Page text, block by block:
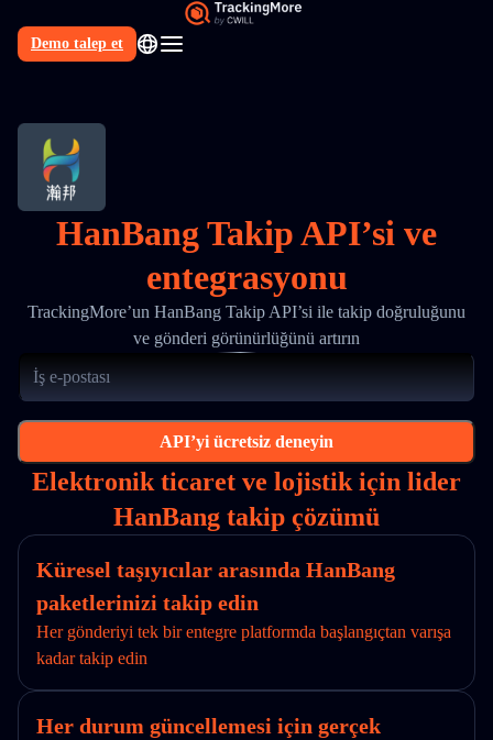
Demo talep et
HanBang Takip API’si ve
entegrasyonu
TrackingMore’un HanBang Takip API’si ile takip doğruluğunu
ve gönderi görünürlüğünü artırın
API’yi ücretsiz deneyin
Elektronik ticaret ve lojistik için lider
HanBang takip çözümü
Küresel taşıyıcılar arasında HanBang
paketlerinizi takip edin
Her gönderiyi tek bir entegre platformda başlangıçtan varışa
kadar takip edin
Her durum güncellemesi için gerçek